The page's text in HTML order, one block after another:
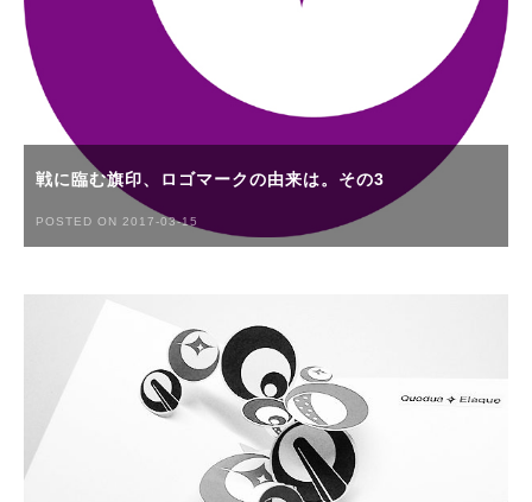
戦に臨む旗印、ロゴマークの由来は。その3
POSTED ON 2017-03-15